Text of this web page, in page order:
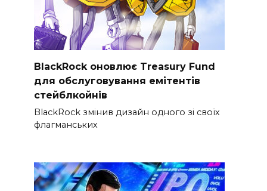
BlackRock оновлює Treasury Fund
для обслуговування емітентів
стейблкойнів
BlackRock змінив дизайн одного зі своїх
флагманських